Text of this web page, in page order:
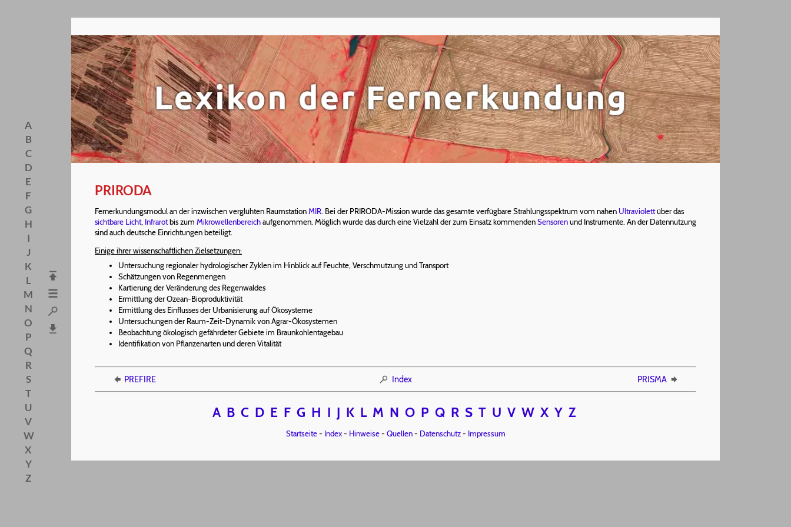
A
B
C
D
E
F
G
H
I
J
K
L
M
N
O
P
Q
R
S
T
U
V
W
X
Y
Z
PRIRODA
Fernerkundungsmodul an der inzwischen verglühten RaumstationMIR. Bei der PRIRODA-Mission wurde das gesamte verfügbare Strahlungsspektrum vom nahen Ultraviolettüber das
sichtbare Licht, Infrarotbis zum Mikrowellenbereichaufgenommen. Möglich wurde das durch eine Vielzahl der zum Einsatz kommendenSensorenund Instrumente. An der Datennutzung
sind auch deutsche Einrichtungen beteiligt.
Einige ihrer wissenschaftlichen Zielsetzungen:
Untersuchung regionaler hydrologischer Zyklen im Hinblick auf Feuchte, Verschmutzung und Transport
Schätzungen von Regenmengen
Kartierung der Veränderung des Regenwaldes
Ermittlung der Ozean-Bioproduktivität
Ermittlung des Einflusses der Urbanisierung auf Ökosysteme
Untersuchungen der Raum-Zeit-Dynamik von Agrar-Ökosystemen
Beobachtung ökologisch gefährdeter Gebiete im Braunkohlentagebau
Identifikation von Pflanzenarten und deren Vitalität
PREFIRE Index PRISMA
A B C D E F G H I J K L M N O P Q R S T U V W X Y Z
Startseite- Index- Hinweise- Quellen- Datenschutz- Impressum